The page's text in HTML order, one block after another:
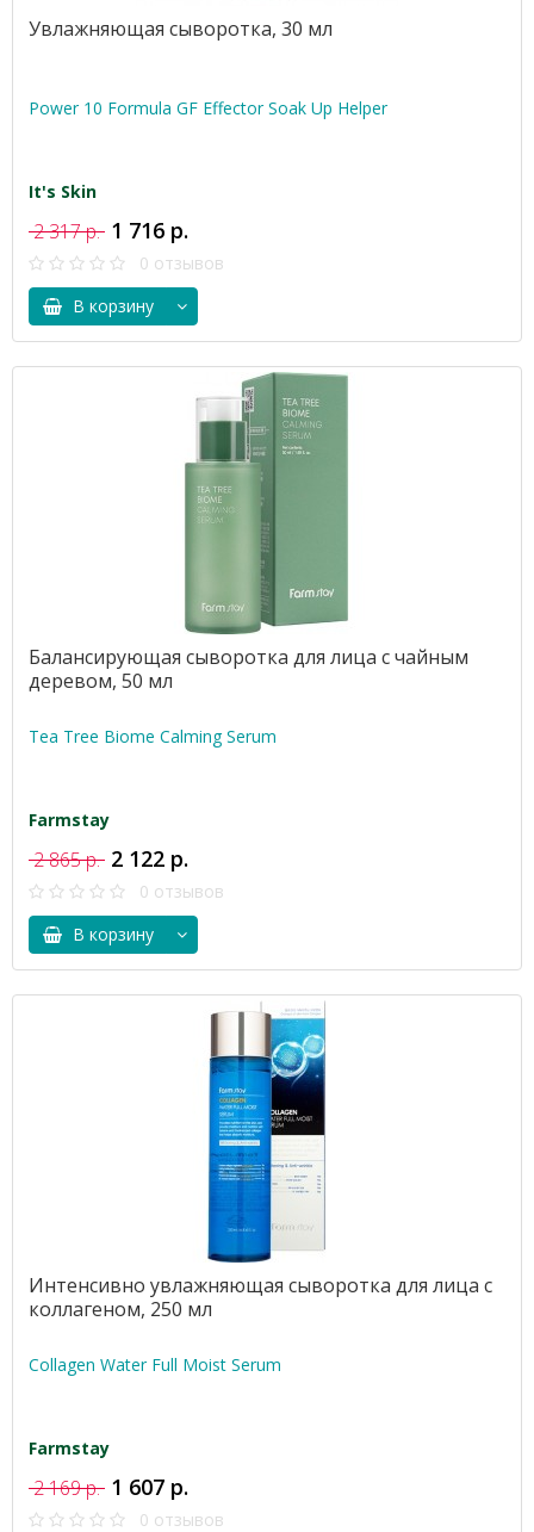
Увлажняющая сыворотка, 30 мл
Power 10 Formula GF Effector Soak Up Helper
It's Skin
2 317 р. 1 716 р.
0 отзывов
В корзину
Балансирующая сыворотка для лица с чайным
деревом, 50 мл
Tea Tree Biome Calming Serum
Farmstay
2 865 р. 2 122 р.
0 отзывов
В корзину
Интенсивно увлажняющая сыворотка для лица с
коллагеном, 250 мл
Collagen Water Full Moist Serum
Farmstay
2 169 р. 1 607 р.
0 отзывов